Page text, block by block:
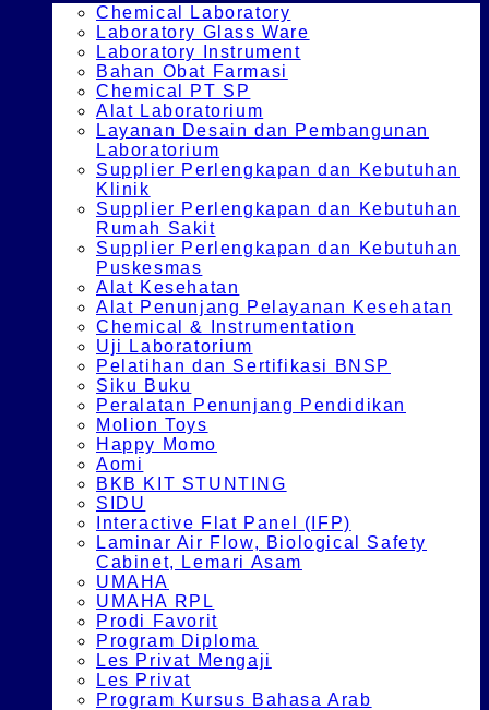
Chemical Laboratory
Laboratory Glass Ware
Laboratory Instrument
Bahan Obat Farmasi
Chemical PT SP
Alat Laboratorium
Layanan Desain dan Pembangunan
Laboratorium
Supplier Perlengkapan dan Kebutuhan
Klinik
Supplier Perlengkapan dan Kebutuhan
Rumah Sakit
Supplier Perlengkapan dan Kebutuhan
Puskesmas
Alat Kesehatan
Alat Penunjang Pelayanan Kesehatan
Chemical & Instrumentation
Uji Laboratorium
Pelatihan dan Sertifikasi BNSP
Siku Buku
Peralatan Penunjang Pendidikan
Molion Toys
Happy Momo
Aomi
BKB KIT STUNTING
SIDU
Interactive Flat Panel (IFP)
Laminar Air Flow, Biological Safety
Cabinet, Lemari Asam
UMAHA
UMAHA RPL
Prodi Favorit
Program Diploma
Les Privat Mengaji
Les Privat
Program Kursus Bahasa Arab